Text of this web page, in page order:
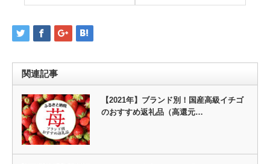
関連記事
【2021年】ブランド別！国産高級イチゴ
のおすすめ返礼品（高還元…